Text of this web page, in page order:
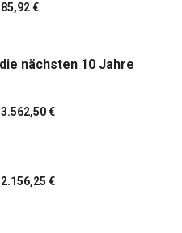
85,92 €
nächsten 10 Jahre
3.562,50 €
2.156,25 €